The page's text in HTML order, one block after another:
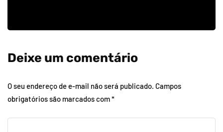
Deixe um comentário
O seu endereço de e-mail não será publicado. Campos
obrigatórios são marcados com*